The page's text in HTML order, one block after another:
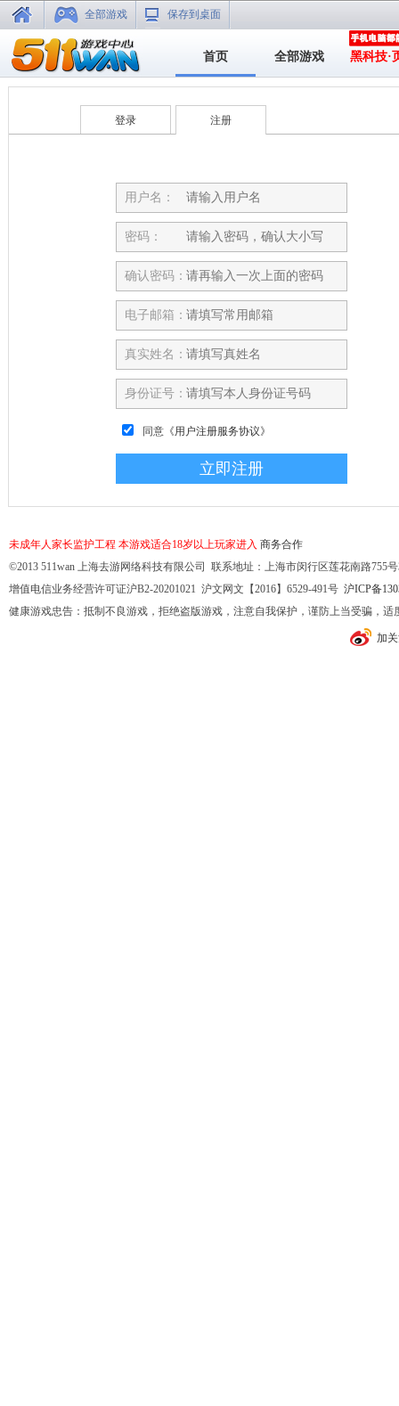
全部游戏 保存到桌面
首页 全部游戏 黑科技·
登录 注册
用户名：
密码：
确认密码：
电子邮箱：
真实姓名：
身份证号：
同意 《用户注册服务协议》
未成年人家长监护工程 本游戏适合18岁以上玩家进入 商务合作
©2013 511wan 上海去游网络科技有限公司 联系地址：上海市闵行区莲花南路755
增值电信业务经营许可证沪B2-20201021 沪文网文【2016】6529-491号 沪ICP备
健康游戏忠告：抵制不良游戏，拒绝盗版游戏，注意自我保护，谨防上当受骗，
加